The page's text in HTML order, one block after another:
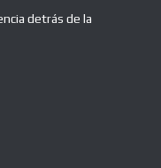
detrás de la